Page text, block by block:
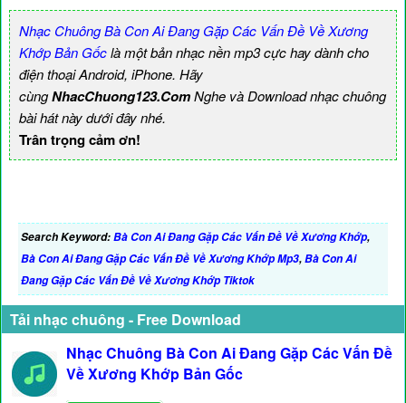
Nhạc Chuông Bà Con Ai Đang Gặp Các Vấn Đề Về Xương
Khớp Bản Gốclà một bản nhạc nền mp3 cực hay dành cho
điện thoại Android, iPhone. Hãy
cùngNhacChuong123.ComNghe và Download nhạc chuông
bài hát này dưới đây nhé.
Trân trọng cảm ơn!
Search Keyword:Bà Con Ai Đang Gặp Các Vấn Đề Về Xương Khớp,
Bà Con Ai Đang Gặp Các Vấn Đề Về Xương Khớp Mp3,Bà Con Ai
Đang Gặp Các Vấn Đề Về Xương Khớp Tiktok
Tải nhạc chuông - Free Download
Nhạc Chuông Bà Con Ai Đang Gặp Các Vấn Đề
Về Xương Khớp Bản Gốc